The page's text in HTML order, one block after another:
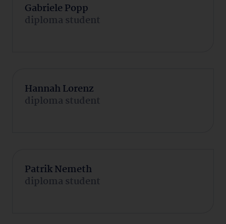
Gabriele Popp
diploma student
Hannah Lorenz
diploma student
Patrik Nemeth
diploma student